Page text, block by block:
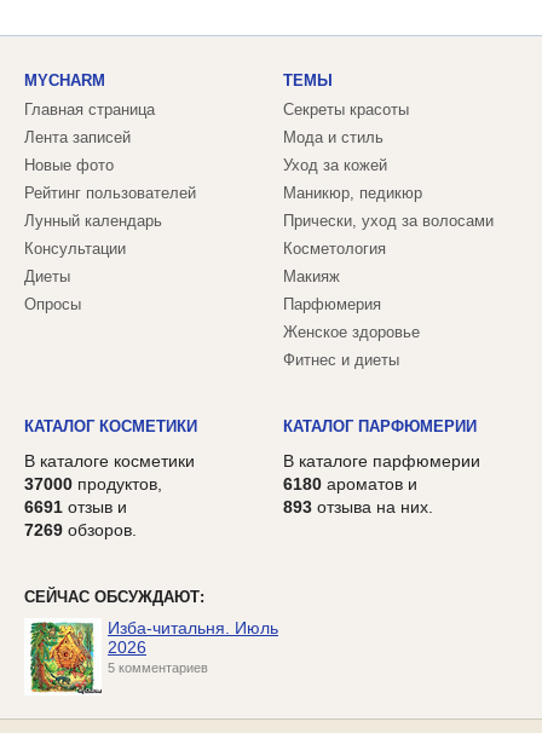
MYCHARM
Главная страница
Лента записей
Новые фото
Рейтинг пользователей
Лунный календарь
Консультации
Диеты
Опросы
ТЕМЫ
Секреты красоты
Мода и стиль
Уход за кожей
Маникюр, педикюр
Прически, уход за волосами
Косметология
Макияж
Парфюмерия
Женское здоровье
Фитнес и диеты
КАТАЛОГ КОСМЕТИКИ
В каталоге косметики
37000 продуктов,
6691 отзыв и
7269 обзоров.
КАТАЛОГ ПАРФЮМЕРИИ
В каталоге парфюмерии
6180 ароматов и
893 отзыва на них.
СЕЙЧАС ОБСУЖДАЮТ:
Изба-читальня. Июль
2026
5 комментариев